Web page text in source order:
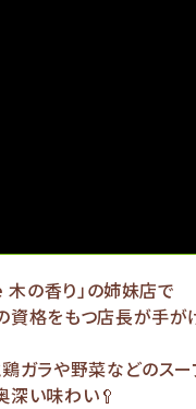
の香り」の姉妹店で
資格をもつ店長が手が
ガラや野菜などのス
深い味わい🥄